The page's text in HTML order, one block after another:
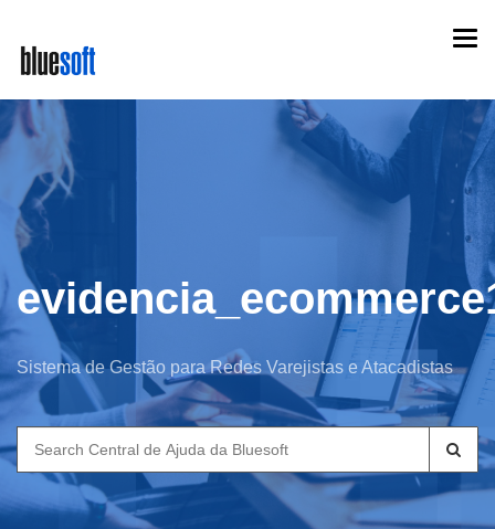
main
content
Sistema de Gestão para Redes Varejistas e Atacadistas
Search
for: